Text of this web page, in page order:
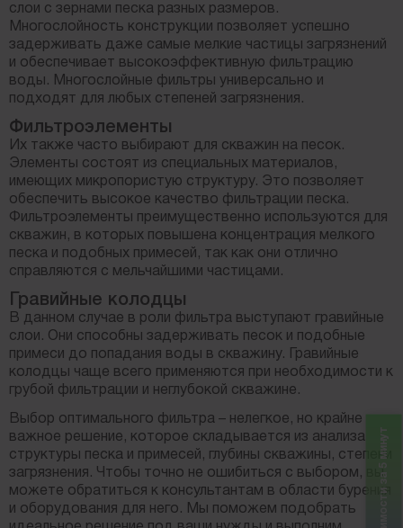
слои с зернами песка разных размеров.
Многослойность конструкции позволяет успешно
задерживать даже самые мелкие частицы загрязнений
и обеспечивает высокоэффективную фильтрацию
воды. Многослойные фильтры универсально и
подходят для любых степеней загрязнения.
Фильтроэлементы
Их также часто выбирают для скважин на песок.
Элементы состоят из специальных материалов,
имеющих микропористую структуру. Это позволяет
обеспечить высокое качество фильтрации песка.
Фильтроэлементы преимущественно используются для
скважин, в которых повышена концентрация мелкого
песка и подобных примесей, так как они отлично
справляются с мельчайшими частицами.
Гравийные колодцы
В данном случае в роли фильтра выступают гравийные
слои. Они способны задерживать песок и подобные
примеси до попадания воды в скважину. Гравийные
колодцы чаще всего применяются при необходимости к
грубой фильтрации и неглубокой скважине.
Выбор оптимального фильтра – нелегкое, но крайне
важное решение, которое складывается из анализа
структуры песка и примесей, глубины скважины, степени
загрязнения. Чтобы точно не ошибиться с выбором, вы
можете обратиться к консультантам в области бурения
и оборудования для него. Мы поможем подобрать